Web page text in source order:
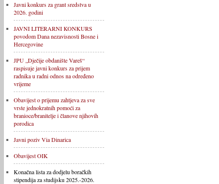
Javni konkurs za grant sredstva u
2026. godini
JAVNI LITERARNI KONKURS
povodom Dana nezavisnosti Bosne i
Hercegovine
JPU „Dječije obdanište Vareš“
raspisuje javni konkurs za prijem
radnika u radni odnos na određeno
vrijeme
Obavijest o prijemu zahtjeva za sve
vrste jednokratnih pomoći za
branioce/branitelje i članove njihovih
porodica
Javni poziv Via Dinarica
Obavijest OIK
Konačna lista za dodjelu boračkih
stipendija za studijsku 2025.-2026.